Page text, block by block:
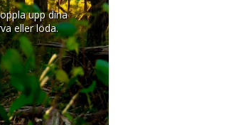
upp dina
eller löda.